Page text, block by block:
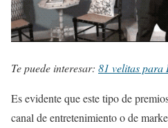
Te puede interesar: 81 velitas para
Es evidente que este tipo de
canal de entretenimiento o de